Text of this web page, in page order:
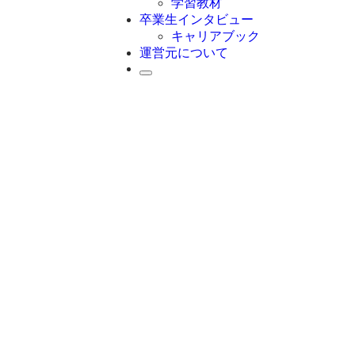
学習教材
卒業生インタビュー
キャリアブック
運営元について